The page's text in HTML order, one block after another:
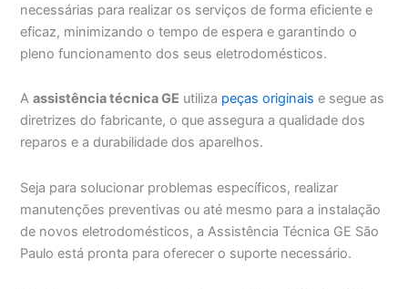
necessárias para realizar os serviços de forma eficiente e
eficaz, minimizando o tempo de espera e garantindo o
pleno funcionamento dos seus eletrodomésticos.
Aassistência técnica GE utiliza peças originais e segue as
diretrizes do fabricante, o que assegura a qualidade dos
reparos e a durabilidade dos aparelhos.
Seja para solucionar problemas específicos, realizar
manutenções preventivas ou até mesmo para a instalação
de novos eletrodomésticos, a Assistência Técnica GE São
Paulo está pronta para oferecer o suporte necessário.